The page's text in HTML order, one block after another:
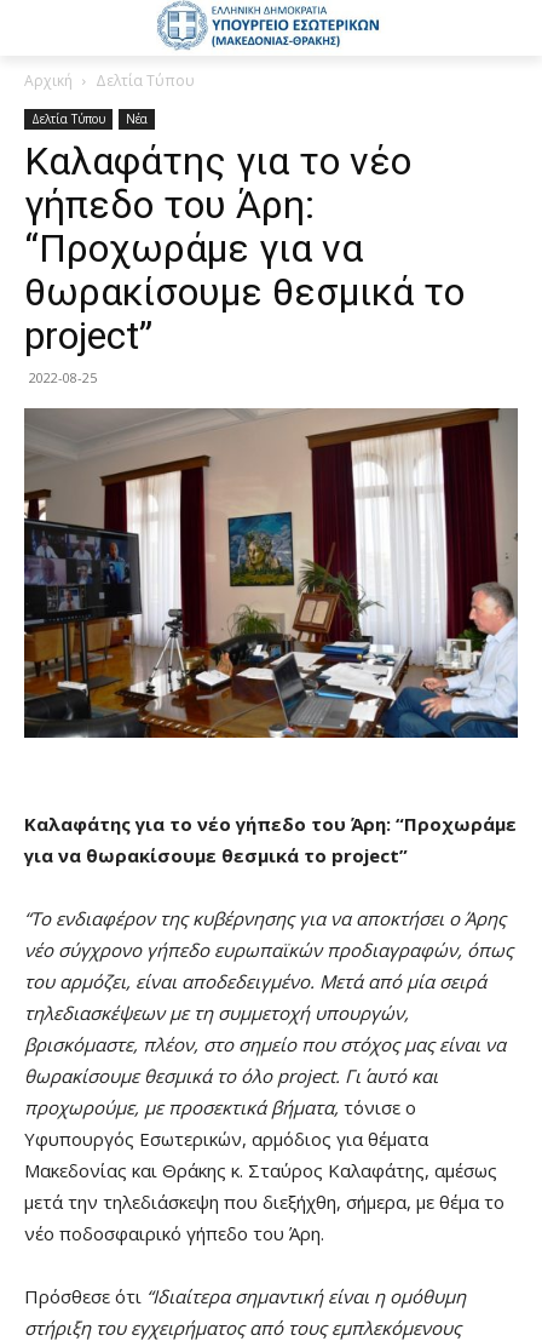
Αρχική Δελτία Τύπου
Δελτία Τύπου Νέα
Καλαφάτης για το νέο
γήπεδο του Άρη:
“Προχωράμε για να
θωρακίσουμε θεσμικά το
project”
2022-08-25
Καλαφάτης για το νέο γήπεδο του Άρη: “Προχωράμε
για να θωρακίσουμε θεσμικά το project”
“Το ενδιαφέρον της κυβέρνησης για να αποκτήσει ο Άρης
νέο σύγχρονο γήπεδο ευρωπαϊκών προδιαγραφών, όπως
του αρμόζει, είναι αποδεδειγμένο. Μετά από μία σειρά
τηλεδιασκέψεων με τη συμμετοχή υπουργών,
βρισκόμαστε, πλέον, στο σημείο που στόχος μας είναι να
θωρακίσουμε θεσμικά το όλο project. Γι΄ αυτό και
προχωρούμε, με προσεκτικά βήματα, τόνισε ο
Υφυπουργός Εσωτερικών, αρμόδιος για θέματα
Μακεδονίας και Θράκης κ. Σταύρος Καλαφάτης, αμέσως
μετά την τηλεδιάσκεψη που διεξήχθη, σήμερα, με θέμα το
νέο ποδοσφαιρικό γήπεδο του Άρη.
Πρόσθεσε ότι “Ιδιαίτερα σημαντική είναι η ομόθυμη
στήριξη του εγχειρήματος από τους εμπλεκόμενους